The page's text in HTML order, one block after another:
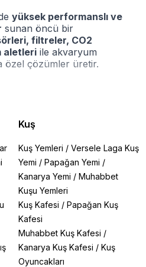
yüksek performanslı ve
sunan öncü bir
filtreler, CO2
aletleri ile akvaryum
özel çözümler üretir.
Electro Magnetic Hava
100W) ile güçlü ve
Dış Filtre , Boyu SF Serisi
ile temiz ve sağlıklı su
100, CO-150, CO-170 Cam
için profesyonel
Çelik Bitki Makası ve
Kuş
Kuş Yemleri / Versele Laga Kuş
Yemi / Papağan Yemi /
Kanarya Yemi / Muhabbet
Kuşu Yemleri
Kuş Kafesi / Papağan Kuş
Kafesi
Muhabbet Kuş Kafesi /
Kanarya Kuş Kafesi / Kuş
Oyuncakları